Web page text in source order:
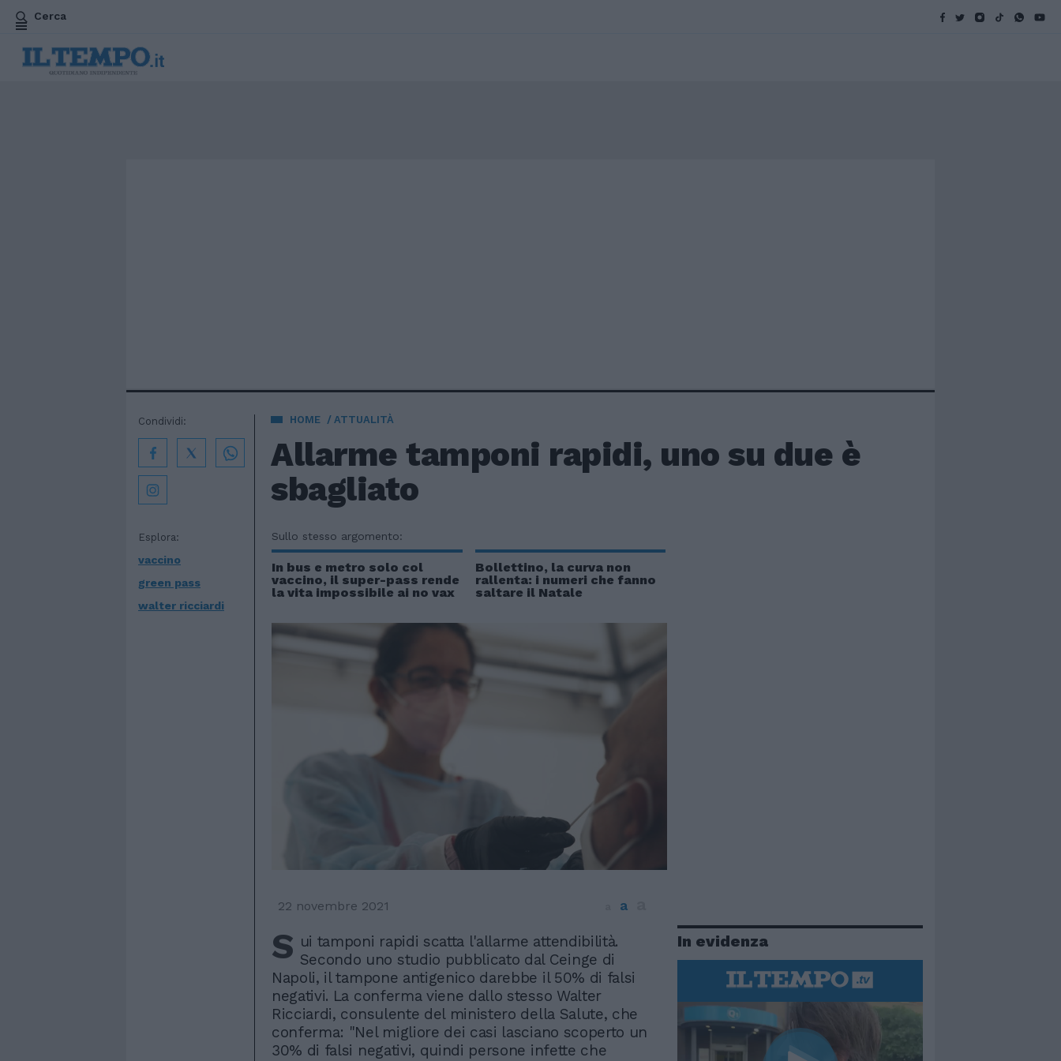
Cerca
HOME ATTUALITÀ
Allarme tamponi rapidi, uno su due è
sbagliato
Esplora:
vaccino
green pass
walter ricciardi
Condividi:
Sullo stesso argomento:
In bus e metro solo col
vaccino, il super-pass rende
la vita impossibile ai no vax
Bollettino, la curva non
rallenta: i numeri che fanno
saltare il Natale
22 novembre 2021 a
S ui tamponi rapidi scatta l'allarme attendibilità.
Secondo uno studio pubblicato dal Ceinge di
Napoli, il tampone antigenico darebbe il 50% di falsi
negativi. La conferma viene dallo stesso Walter
Ricciardi, consulente del ministero della Salute, che
conferma: "Nel migliore dei casi lasciano scoperto un
30% di falsi negativi, quindi persone infette che
In evidenza